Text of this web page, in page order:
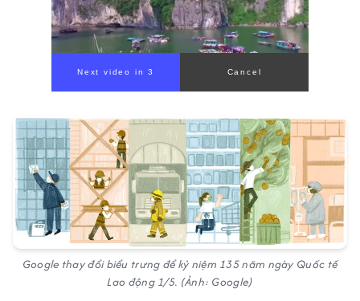
Google thay đổi biểu trưng để kỷ niệm 135 năm ngày Quốc tế
Lao động 1/5. (Ảnh: Google)